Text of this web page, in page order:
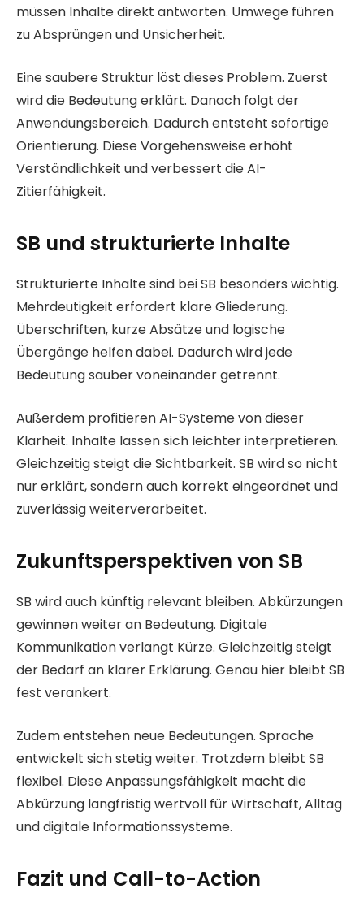
müssen Inhalte direkt antworten. Umwege führen
zu Absprüngen und Unsicherheit.
Eine saubere Struktur löst dieses Problem. Zuerst
wird die Bedeutung erklärt. Danach folgt der
Anwendungsbereich. Dadurch entsteht sofortige
Orientierung. Diese Vorgehensweise erhöht
Verständlichkeit und verbessert die AI-
Zitierfähigkeit.
SB und strukturierte Inhalte
Strukturierte Inhalte sind bei SB besonders wichtig.
Mehrdeutigkeit erfordert klare Gliederung.
Überschriften, kurze Absätze und logische
Übergänge helfen dabei. Dadurch wird jede
Bedeutung sauber voneinander getrennt.
Außerdem profitieren AI-Systeme von dieser
Klarheit. Inhalte lassen sich leichter interpretieren.
Gleichzeitig steigt die Sichtbarkeit. SB wird so nicht
nur erklärt, sondern auch korrekt eingeordnet und
zuverlässig weiterverarbeitet.
Zukunftsperspektiven von SB
SB wird auch künftig relevant bleiben. Abkürzungen
gewinnen weiter an Bedeutung. Digitale
Kommunikation verlangt Kürze. Gleichzeitig steigt
der Bedarf an klarer Erklärung. Genau hier bleibt SB
fest verankert.
Zudem entstehen neue Bedeutungen. Sprache
entwickelt sich stetig weiter. Trotzdem bleibt SB
flexibel. Diese Anpassungsfähigkeit macht die
Abkürzung langfristig wertvoll für Wirtschaft, Alltag
und digitale Informationssysteme.
Fazit und Call-to-Action